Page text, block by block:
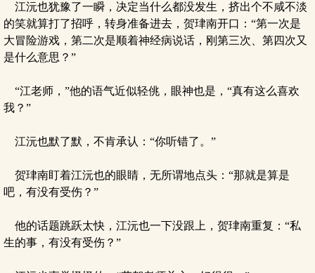
江沅也犹豫了一瞬，决定当什么都没发生，挤出个不咸不淡
的笑就算打了招呼，转身准备进去，贺珒南开口：“第一次是
大冒险游戏，第二次是顺着神经病说话，刚第三次、第四次又
是什么意思？”
“江老师，”他的语气近似轻佻，眼神也是，“真有这么喜欢
我？”
江沅也默了默，不肯承认：“你听错了。”
贺珒南盯着江沅也的眼睛，无所谓地点头：“那就是算是
吧，有没有受伤？”
他的话题跳跃太快，江沅也一下没跟上，贺珒南重复：“私
生的事，有没有受伤？”